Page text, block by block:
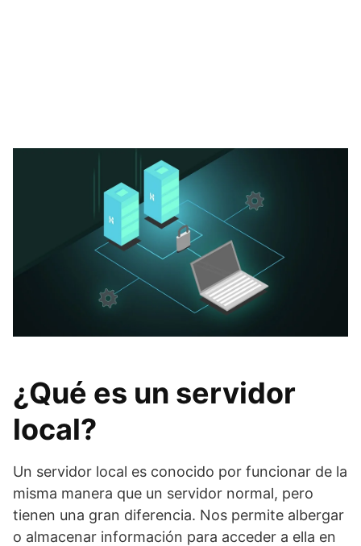
¿Qué es un servidor
local?
Un servidor local es conocido por funcionar de la
misma manera que un servidor normal, pero
tienen una gran diferencia. Nos permite albergar
o almacenar información para acceder a ella en